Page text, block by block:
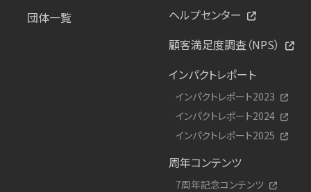
団体一覧
ヘルプセンター
顧客満足度調査（NPS）
インパクトレポート
インパクトレポート2023
インパクトレポート2024
インパクトレポート2025
周年コンテンツ
7周年記念コンテンツ